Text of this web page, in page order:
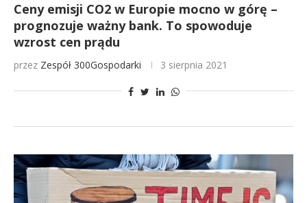
Ceny emisji CO2 w Europie mocno w górę –
prognozuje ważny bank. To spowoduje
wzrost cen prądu
przez Zespół 300Gospodarki 3 sierpnia 2021